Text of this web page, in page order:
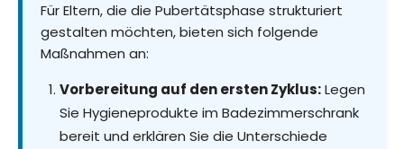
Für Eltern, die die Pubertätsphase strukturiert
gestalten möchten, bieten sich folgende
Maßnahmen an:
Vorbereitung auf den ersten Zyklus:Legen
Sie Hygieneprodukte im Badezimmerschrank
bereit und erklären Sie die Unterschiede